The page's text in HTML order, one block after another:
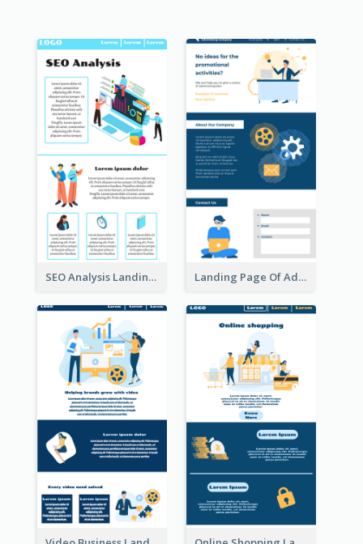
SEO Analysis Landing Page Landing Page Of Advertising Company